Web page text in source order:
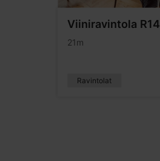
Viiniravintola R14
21m
Ravintolat